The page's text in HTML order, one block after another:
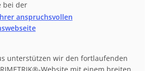
bei der
anspruchsvollen
unterstützen wir den fortlaufenden